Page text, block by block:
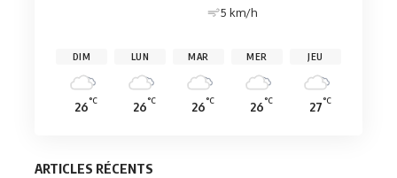
5 km/h
DIM
26°C
LUN
26°C
MAR
26°C
MER
26°C
JEU
27°C
ARTICLES RÉCENTS